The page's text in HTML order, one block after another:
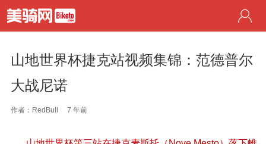
山地世界杯捷克站视频集锦：范德普尔
大战尼诺
作者：RedBull 7 年前